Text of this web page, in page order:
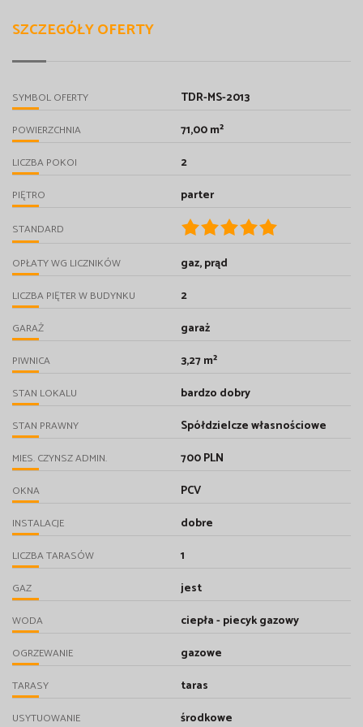
SZCZEGÓŁY OFERTY
SYMBOL OFERTY TDR-MS-2013
POWIERZCHNIA 71,00 m²
LICZBA POKOI 2
PIĘTRO parter
STANDARD
OPŁATY WG LICZNIKÓW gaz, prąd
LICZBA PIĘTER W BUDYNKU 2
GARAŻ garaż
PIWNICA 3,27 m²
STAN LOKALU bardzo dobry
STAN PRAWNY Spółdzielcze własnościowe
MIES. CZYNSZ ADMIN. 700 PLN
OKNA PCV
INSTALACJE dobre
LICZBA TARASÓW 1
GAZ jest
WODA ciepła - piecyk gazowy
OGRZEWANIE gazowe
TARASY taras
USYTUOWANIE środkowe